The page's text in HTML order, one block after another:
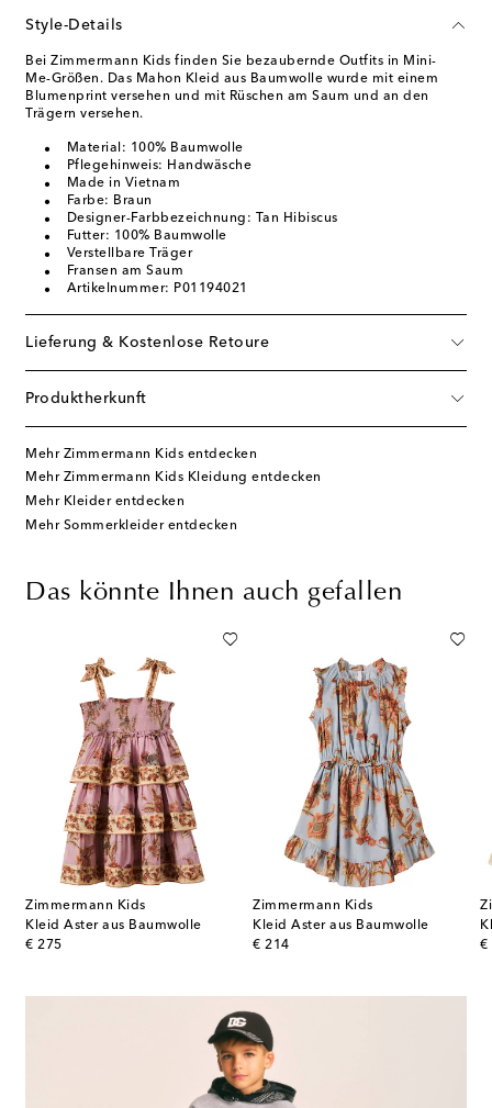
Style-Details
Bei Zimmermann Kids finden Sie bezaubernde Outfits in Mini-
Me-Größen. Das Mahon Kleid aus Baumwolle wurde mit einem
Blumenprint versehen und mit Rüschen am Saum und an den
Trägern versehen.
Material: 100% Baumwolle
Pflegehinweis: Handwäsche
Made in Vietnam
Farbe: Braun
Designer-Farbbezeichnung: Tan Hibiscus
Futter: 100% Baumwolle
Verstellbare Träger
Fransen am Saum
Artikelnummer: P01194021
Lieferung & Kostenlose Retoure
Produktherkunft
Mehr Zimmermann Kids entdecken
Mehr Zimmermann Kids Kleidung entdecken
Mehr Kleider entdecken
Mehr Sommerkleider entdecken
Das könnte Ihnen auch gefallen
Zimmermann Kids
Kleid Aster aus Baumwolle
€ 275
original price
Zimmermann Kids
Kleid Aster aus Baumwolle
€ 214
original price
€